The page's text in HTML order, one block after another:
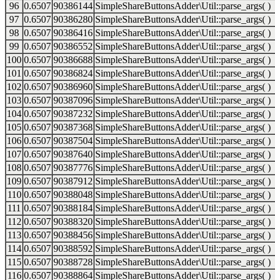
96 0.6507 90386144 SimpleShareButtonsAdder\Util::parse_args( )
97 0.6507 90386280 SimpleShareButtonsAdder\Util::parse_args( )
98 0.6507 90386416 SimpleShareButtonsAdder\Util::parse_args( )
99 0.6507 90386552 SimpleShareButtonsAdder\Util::parse_args( )
100 0.6507 90386688 SimpleShareButtonsAdder\Util::parse_args( )
101 0.6507 90386824 SimpleShareButtonsAdder\Util::parse_args( )
102 0.6507 90386960 SimpleShareButtonsAdder\Util::parse_args( )
103 0.6507 90387096 SimpleShareButtonsAdder\Util::parse_args( )
104 0.6507 90387232 SimpleShareButtonsAdder\Util::parse_args( )
105 0.6507 90387368 SimpleShareButtonsAdder\Util::parse_args( )
106 0.6507 90387504 SimpleShareButtonsAdder\Util::parse_args( )
107 0.6507 90387640 SimpleShareButtonsAdder\Util::parse_args( )
108 0.6507 90387776 SimpleShareButtonsAdder\Util::parse_args( )
109 0.6507 90387912 SimpleShareButtonsAdder\Util::parse_args( )
110 0.6507 90388048 SimpleShareButtonsAdder\Util::parse_args( )
111 0.6507 90388184 SimpleShareButtonsAdder\Util::parse_args( )
112 0.6507 90388320 SimpleShareButtonsAdder\Util::parse_args( )
113 0.6507 90388456 SimpleShareButtonsAdder\Util::parse_args( )
114 0.6507 90388592 SimpleShareButtonsAdder\Util::parse_args( )
115 0.6507 90388728 SimpleShareButtonsAdder\Util::parse_args( )
116 0.6507 90388864 SimpleShareButtonsAdder\Util::parse_args( )